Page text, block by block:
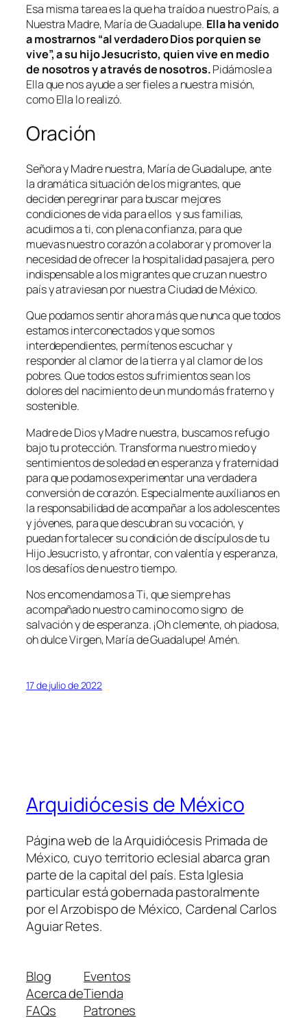
Esa misma tarea es la que ha traído a nuestro País, a
Nuestra Madre, María de Guadalupe. Ella ha venido
a mostrarnos “alverdadero Dios por quien se
vive”, a su hijo Jesucristo, quien vive en medio
de nosotros y a través de nosotros.Pidámosle a
Ella que nos ayude a ser fieles a nuestra misión,
como Ella lo realizó.
Oración
Señora y Madre nuestra, María de Guadalupe, ante
la dramática situación de los migrantes, que
deciden peregrinar para buscar mejores
condiciones de vida para ellos y sus familias,
acudimos a ti, con plena confianza, para que
muevas nuestro corazón a colaborar y promover la
necesidad de ofrecer la hospitalidad pasajera, pero
indispensable a los migrantes que cruzan nuestro
país y atraviesan por nuestra Ciudad de México.
Que podamos sentir ahora más que nunca que todos
estamos interconectados y que somos
interdependientes, permítenos escuchar y
responder al clamor de la tierra y al clamor de los
pobres. Que todos estos sufrimientos sean los
dolores del nacimiento de un mundo más fraterno y
sostenible.
Madre de Dios y Madre nuestra, buscamos refugio
bajo tu protección. Transforma nuestro miedo y
sentimientos de soledad en esperanza y fraternidad
para que podamos experimentar una verdadera
conversión de corazón. Especialmente auxílianos en
la responsabilidad de acompañar a los adolescentes
y jóvenes, para que descubran su vocación, y
puedan fortalecer su condición de discípulos de tu
Hijo Jesucristo, y afrontar, con valentía y esperanza,
los desafíos de nuestro tiempo.
Nos encomendamos a Ti, que siempre has
acompañado nuestro camino como signo de
salvación y de esperanza. ¡Oh clemente, oh piadosa,
oh dulce Virgen, María de Guadalupe! Amén.
17 de julio de 2022
Arquidiócesis de México
Página web de la Arquidiócesis Primada de
México, cuyo territorio eclesial abarca gran
parte de la capital del país. Esta Iglesia
particular está gobernada pastoralmente
por el Arzobispo de México, Cardenal Carlos
Aguiar Retes.
Blog
Acerca de
FAQs
Eventos
Tienda
Patrones